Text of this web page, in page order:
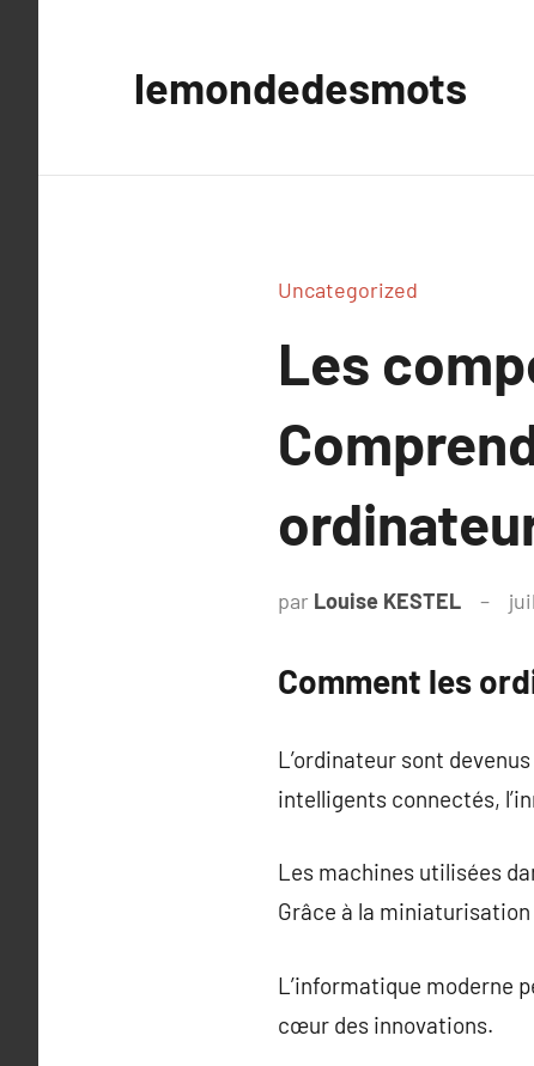
lemondedesmots
Uncategorized
Les
par Louise KESTEL
Comment les
L’ordinateur sont
intelligents connectés,
Les machines utilisées
Grâce à la
L’informatique moderne
cœur des innovations.